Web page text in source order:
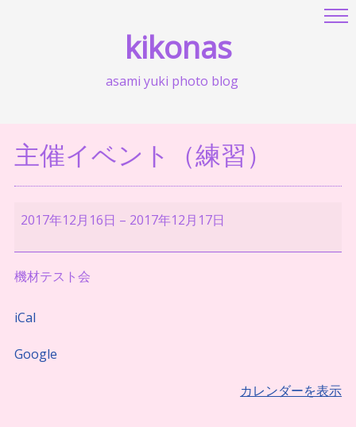
kikonas
asami yuki photo blog
主催イベント（練習）
主
イ
ベ
ト
（練
2017年12月16日 – 2017年12月17日
機材テスト会
iCal
Google
カレンダーを表示